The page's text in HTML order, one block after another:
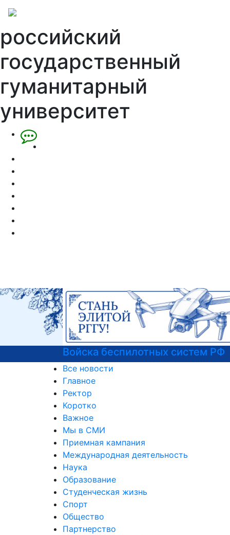
российский
государственный
гуманитарный
университет
Войска беспилотных систем РФ
Все новости
Главное
Ректор
Коротко
Важное
Мы в СМИ
Приемная кампания
Международная деятельность
Наука
Образование
Студенческая жизнь
Спорт
Общество
Партнерство